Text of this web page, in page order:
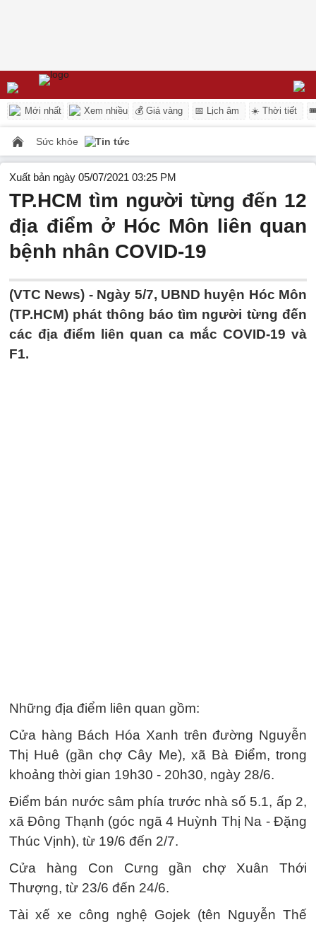
Mới nhất Xem nhiều 💰 Giá vàng 📅 Lịch âm ☀️ Thời tiết
Sức khỏe Tin tức
Xuất bản ngày 05/07/2021 03:25 PM
TP.HCM tìm người từng đến 12
địa điểm ở Hóc Môn liên quan
bệnh nhân COVID-19
(VTC News) - Ngày 5/7, UBND huyện Hóc Môn
(TP.HCM) phát thông báo tìm người từng đến
các địa điểm liên quan ca mắc COVID-19 và
F1.
Những địa điểm liên quan gồm:
Cửa hàng Bách Hóa Xanh trên đường Nguyễn
Thị Huê (gần chợ Cây Me), xã Bà Điểm, trong
khoảng thời gian 19h30 - 20h30, ngày 28/6.
Điểm bán nước sâm phía trước nhà số 5.1, ấp 2,
xã Đông Thạnh (góc ngã 4 Huỳnh Thị Na - Đặng
Thúc Vịnh), từ 19/6 đến 2/7.
Cửa hàng Con Cưng gần chợ Xuân Thới
Thượng, từ 23/6 đến 24/6.
Tài xế xe công nghệ Gojek (tên Nguyễn Thế